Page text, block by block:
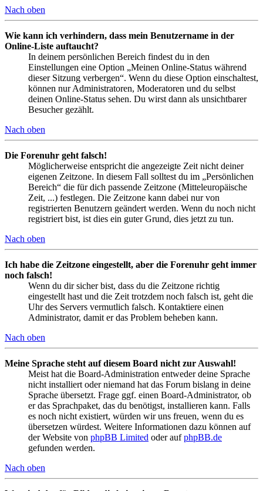
Nach oben
Wie kann ich verhindern, dass mein Benutzername in der
Online-Liste auftaucht?
In deinem persönlichen Bereich findest du in den
Einstellungen eine Option „Meinen Online-Status während
dieser Sitzung verbergen“. Wenn du diese Option einschaltest,
können nur Administratoren, Moderatoren und du selbst
deinen Online-Status sehen. Du wirst dann als unsichtbarer
Besucher gezählt.
Nach oben
Die Forenuhr geht falsch!
Möglicherweise entspricht die angezeigte Zeit nicht deiner
eigenen Zeitzone. In diesem Fall solltest du im „Persönlichen
Bereich“ die für dich passende Zeitzone (Mitteleuropäische
Zeit, ...) festlegen. Die Zeitzone kann dabei nur von
registrierten Benutzern geändert werden. Wenn du noch nicht
registriert bist, ist dies ein guter Grund, dies jetzt zu tun.
Nach oben
Ich habe die Zeitzone eingestellt, aber die Forenuhr geht immer
noch falsch!
Wenn du dir sicher bist, dass du die Zeitzone richtig
eingestellt hast und die Zeit trotzdem noch falsch ist, geht die
Uhr des Servers vermutlich falsch. Kontaktiere einen
Administrator, damit er das Problem beheben kann.
Nach oben
Meine Sprache steht auf diesem Board nicht zur Auswahl!
Meist hat die Board-Administration entweder deine Sprache
nicht installiert oder niemand hat das Forum bislang in deine
Sprache übersetzt. Frage ggf. einen Board-Administrator, ob
er das Sprachpaket, das du benötigst, installieren kann. Falls
es noch nicht existiert, würden wir uns freuen, wenn du es
übersetzen würdest. Weitere Informationen dazu können auf
der Website von phpBB Limited oder aufphpBB.de
gefunden werden.
Nach oben